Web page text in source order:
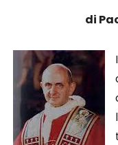
di